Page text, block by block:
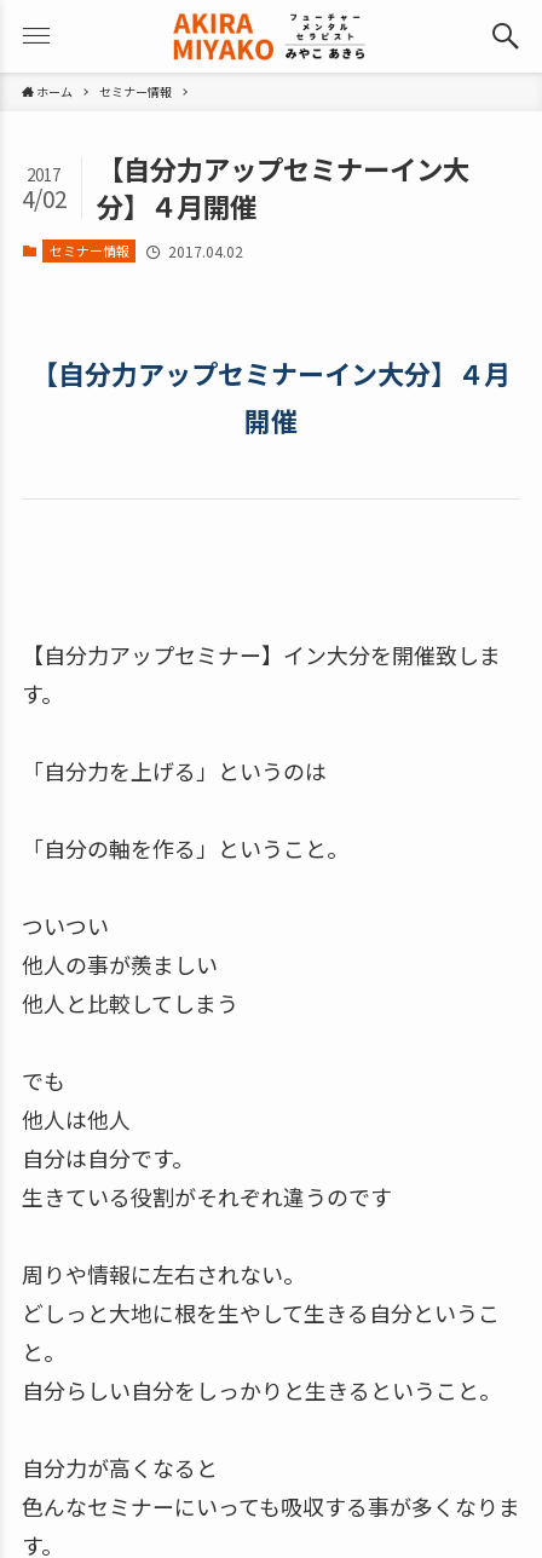
ホーム セミナー情報
【自分力アップセミナーイン大
分】４月開催
2017
4/02
セミナー情報 2017.04.02
【自分力アップセミナーイン大分】４月
開催
【自分力アップセミナー】イン大分を開催致しま
す。
「自分力を上げる」というのは
「自分の軸を作る」ということ。
ついつい
他人の事が羨ましい
他人と比較してしまう
でも
他人は他人
自分は自分です。
生きている役割がそれぞれ違うのです
周りや情報に左右されない。
どしっと大地に根を生やして生きる自分というこ
と。
自分らしい自分をしっかりと生きるということ。
自分力が高くなると
色んなセミナーにいっても吸収する事が多くなりま
す。